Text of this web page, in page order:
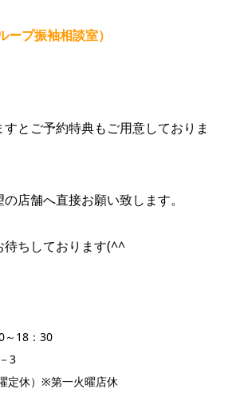
プ振袖相談室）
とご予約特典もご用意しておりま
店舗へ直接お願い致します。
ちしております(^^ゞ
18：30
3
定休）※第一火曜店休